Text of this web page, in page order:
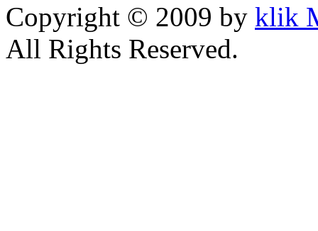
Copyright © 2009 by klik
All Rights Reserved.